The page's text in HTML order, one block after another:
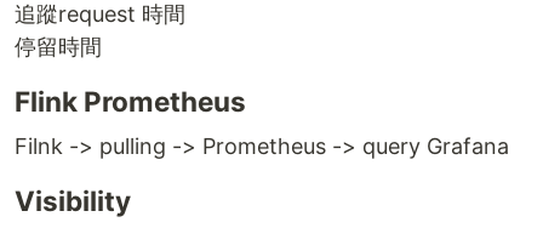
追蹤request 時間
停留時間
Flink Prometheus
Filnk -> pulling -> Prometheus -> query Grafana
Visibility